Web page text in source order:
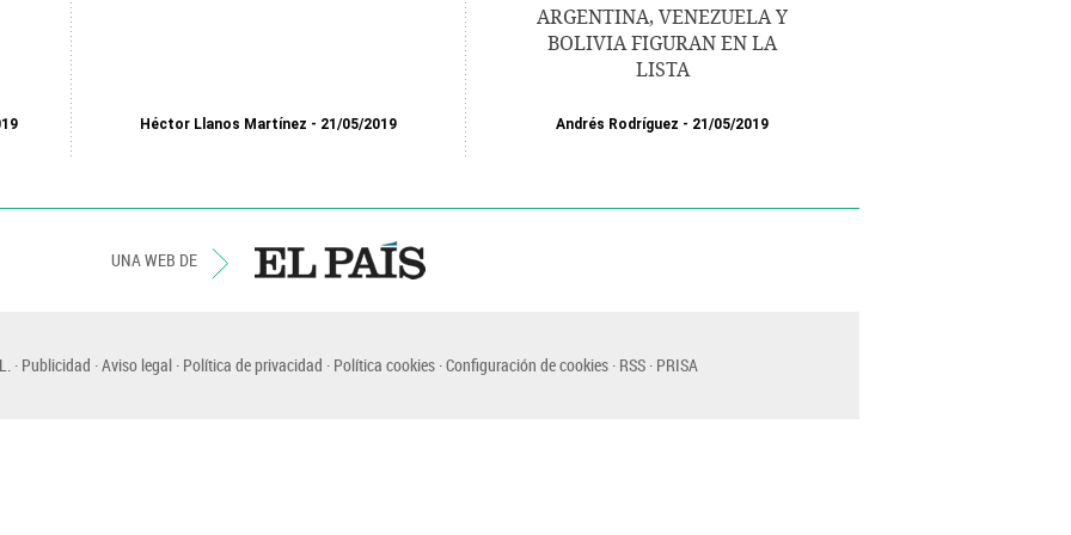
Héctor Llanos Martínez 21/05/2019
ARGENTINA, VENEZUELA Y
BOLIVIA FIGURAN EN LA
LISTA
Andrés Rodríguez 21/05/2019
UNA WEB DE
Publicidad Aviso legal Política de privacidad Política cookies Configuración de cookies RSS PRISA